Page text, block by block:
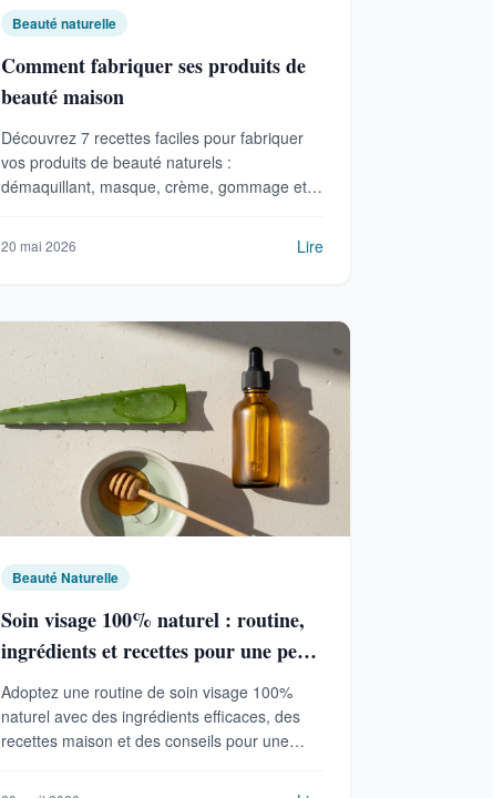
Beauté naturelle
Comment fabriquer ses produits de
beauté maison
Découvrez 7 recettes faciles pour fabriquer
vos produits de beauté naturels :
démaquillant, masque, crème, gommage et
20 mai 2026 Lire
Beauté Naturelle
Soin visage 100% naturel : routine,
ingrédients et recettes pour une peau
saine
Adoptez une routine de soin visage 100%
naturel avec des ingrédients efficaces, des
recettes maison et des conseils pour une